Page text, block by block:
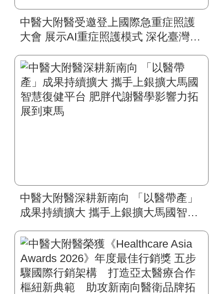
中醫大附醫受邀登上國際急重症照護
大會 展示AI重症照護模式 深化臺灣智
中醫大附醫深耕新南向 「以醫帶產」
成果持續擴大 攜手上銀擴大馬國智慧
東馬